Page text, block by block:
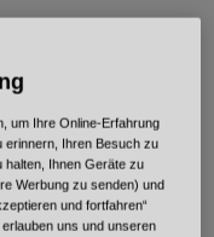
um Ihre Online-Erfahrung
erinnern, Ihren Besuch zu
halten, Ihnen Geräte zu
Werbung zu senden) und
und fortfahren“
uns und unseren